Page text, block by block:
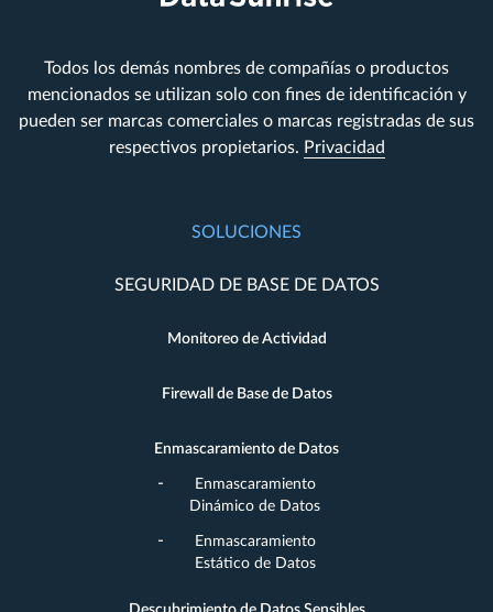
Todos los demás nombres de compañías o productos
mencionados se utilizan solo con fines de identificación y
pueden ser marcas comerciales o marcas registradas de sus
respectivos propietarios. Privacidad
SOLUCIONES
SEGURIDAD DE BASE DE DATOS
Monitoreo de Actividad
Firewall de Base de Datos
Enmascaramiento de Datos
Enmascaramiento
Dinámico de Datos
Enmascaramiento
Estático de Datos